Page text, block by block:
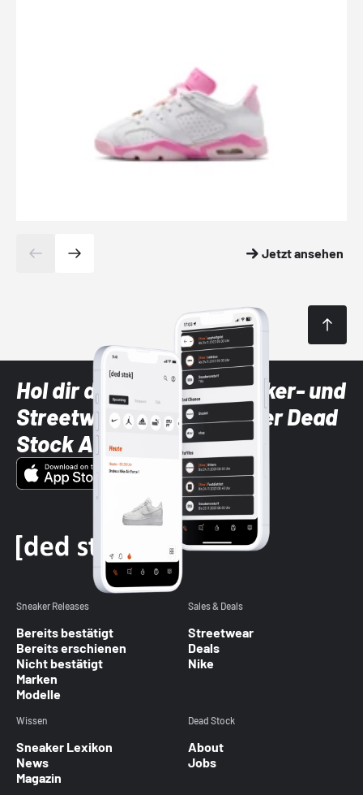
Jetzt ansehen
Hol dir die neuesten Sneaker- und
Streetwear-Brands mit der Dead
Stock App
Sneaker Releases
Bereits bestätigt
Bereits erschienen
Nicht bestätigt
Marken
Modelle
Sales & Deals
Streetwear
Deals
Nike
Wissen
Sneaker Lexikon
News
Magazin
Dead Stock
About
Jobs